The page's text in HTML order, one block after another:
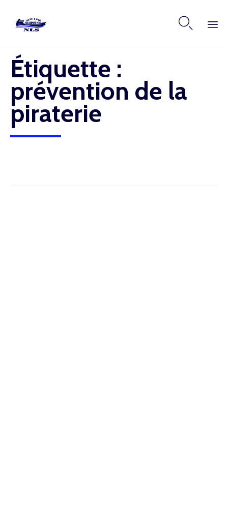

content
Étiquette :
prévention de la
piraterie